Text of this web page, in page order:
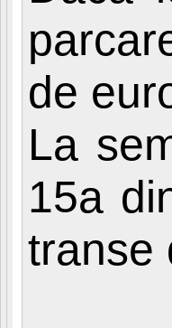
de
La
15a
transe